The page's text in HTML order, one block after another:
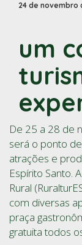
24 de novembro
um
De 25 a 28 de
será o ponto
atrações e
Espírito Santo.
Rural
com diversas
praça
gratuita todos